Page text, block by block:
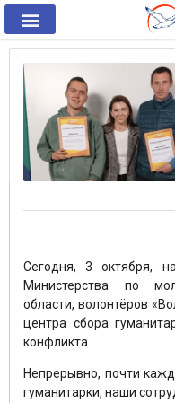
Сегодня, 3 октября,
Министерства по
области, волонтёров
центра сбора
конфликта.
Непрерывно, почти
гуманитарки, наши